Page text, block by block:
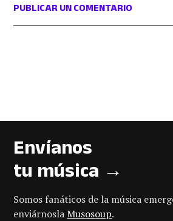
PUBLICAR UN COMENTARIO
Envíanos
tu música →
Somos fanáticos de la música
enviárnoslaMusosoup.